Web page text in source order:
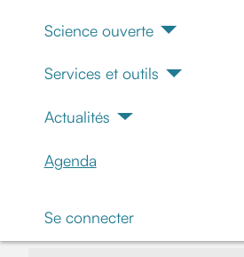
Science ouverte
Services et outils
Actualités
Agenda
Se connecter